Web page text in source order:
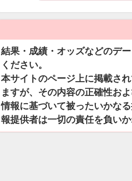
結果・成績・オッズなどのデ
ください。
本サイトのページ上に掲載さ
ますが、その内容の正確性お
情報に基づいて被ったいかな
報提供者は一切の責任を負いか